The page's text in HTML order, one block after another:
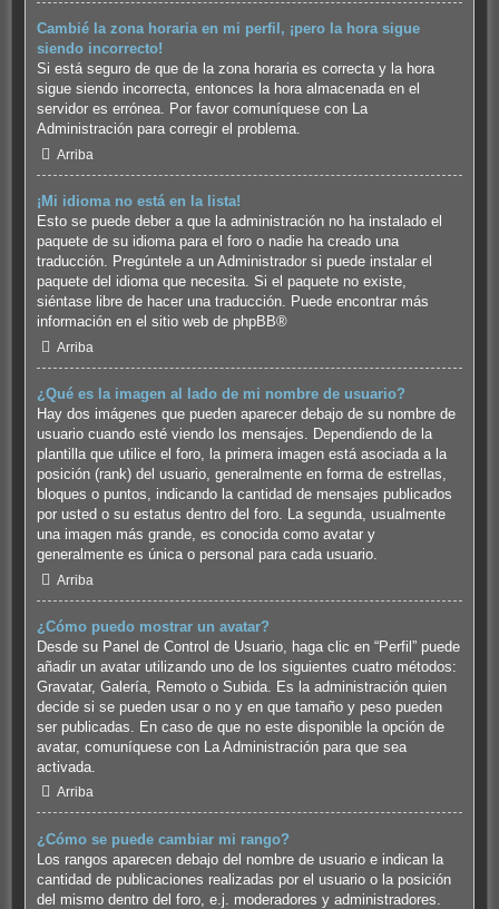
Cambié la zona horaria en mi perfil, ¡pero la hora sigue
siendo incorrecto!
Si está seguro de que de la zona horaria es correcta y la hora
sigue siendo incorrecta, entonces la hora almacenada en el
servidor es errónea. Por favor comuníquese con La
Administración para corregir el problema.
Arriba
¡Mi idioma no está en la lista!
Esto se puede deber a que la administración no ha instalado el
paquete de su idioma para el foro o nadie ha creado una
traducción. Pregúntele a un Administrador si puede instalar el
paquete del idioma que necesita. Si el paquete no existe,
siéntase libre de hacer una traducción. Puede encontrar más
información en el sitio web de phpBB®
Arriba
¿Qué es la imagen al lado de mi nombre de usuario?
Hay dos imágenes que pueden aparecer debajo de su nombre de
usuario cuando esté viendo los mensajes. Dependiendo de la
plantilla que utilice el foro, la primera imagen está asociada a la
posición (rank) del usuario, generalmente en forma de estrellas,
bloques o puntos, indicando la cantidad de mensajes publicados
por usted o su estatus dentro del foro. La segunda, usualmente
una imagen más grande, es conocida como avatar y
generalmente es única o personal para cada usuario.
Arriba
¿Cómo puedo mostrar un avatar?
Desde su Panel de Control de Usuario, haga clic en “Perfil” puede
añadir un avatar utilizando uno de los siguientes cuatro métodos:
Gravatar, Galería, Remoto o Subida. Es la administración quien
decide si se pueden usar o no y en que tamaño y peso pueden
ser publicadas. En caso de que no este disponible la opción de
avatar, comuníquese con La Administración para que sea
activada.
Arriba
¿Cómo se puede cambiar mi rango?
Los rangos aparecen debajo del nombre de usuario e indican la
cantidad de publicaciones realizadas por el usuario o la posición
del mismo dentro del foro, e.j. moderadores y administradores.